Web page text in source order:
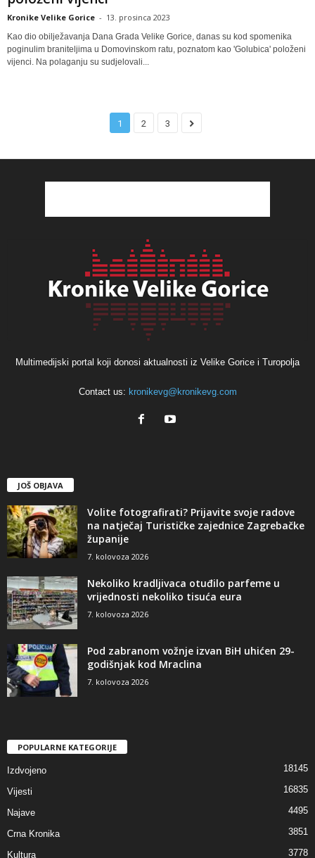
Kronike Velike Gorice - 13. prosinca 2023
Kao dio obilježavanja Dana Grada Velike Gorice, danas su kod spomenika
poginulim braniteljima u Domovinskom ratu, poznatom kao 'Golubica' položeni
vijenci. Na polaganju su sudjelovali...
1 2 3
Multimedijski portal koji donosi aktualnosti iz Velike Gorice i Turopolja
Contact us: kronikevg@kronikevg.com
JOŠ OBJAVA
Volite fotografirati? Prijavite svoje radove
na natječaj Turističke zajednice Zagrebačke
županije
7. kolovoza 2026
Nekoliko kradljivaca otuđilo parfeme u
vrijednosti nekoliko tisuća eura
7. kolovoza 2026
Pod zabranom vožnje izvan BiH uhićen 29-
godišnjak kod Mraclina
7. kolovoza 2026
POPULARNE KATEGORIJE
Izdvojeno 18145
Vijesti 16835
Najave 4495
Crna Kronika 3851
Kultura 3778